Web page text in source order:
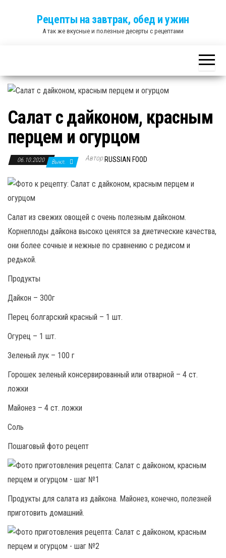
Рецепты на завтрак, обед и ужин
А так же вкусные и полезные десерты с рецептами
Салат с дайконом, красным
перцем и огурцом
06.10.2020 Выкл. Автор RUSSIAN FOOD
Салат из свежих овощей с очень полезным дайконом.
Корнеплоды дайкона высоко ценятся за диетические качества,
они более сочные и нежные по сравнению с редисом и
редькой.
Продукты
Дайкон – 300г
Перец болгарский красный – 1 шт.
Огурец – 1 шт.
Зеленый лук – 100 г
Горошек зеленый консервированный или отварной – 4 ст.
ложки
Майонез – 4 ст. ложки
Соль
Пошаговый фото рецепт
Продукты для салата из дайкона. Майонез, конечно, полезней
приготовить домашний.